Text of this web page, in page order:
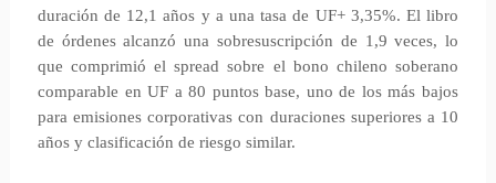
duración de 12,1 años y a una tasa de UF+ 3,35%. El libro
de órdenes alcanzó una sobresuscripción de 1,9 veces, lo
que comprimió el spread sobre el bono chileno soberano
comparable en UF a 80 puntos base, uno de los más bajos
para emisiones corporativas con duraciones superiores a 10
años y clasificación de riesgo similar.